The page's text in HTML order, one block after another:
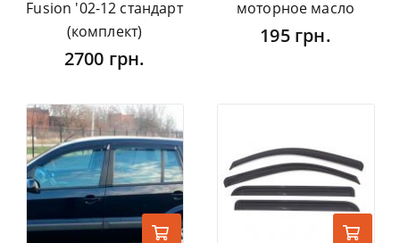
Fusion '02-12 стандарт
(комплект)
2700 грн.
моторное масло
195 грн.